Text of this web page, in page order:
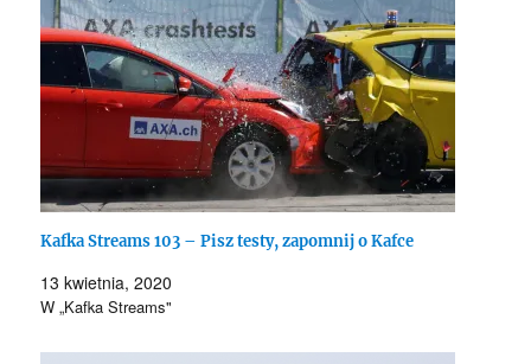
Kafka Streams 103 – Pisz testy, zapomnij o Kafce
13 kwietnia, 2020
W „Kafka Streams"